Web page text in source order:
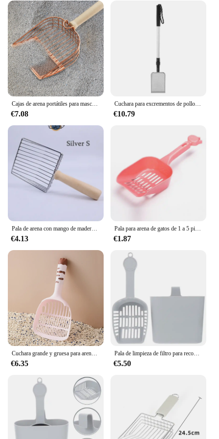
**Durable and Hygienic**
Crafted from high-quality, durable plastic, this litter
scoop is built to last. It withstands the rigors of
daily use, making it a reliable addition to your cat
care routine. The hygienic design prevents the
spread of bacteria and odors, ensuring that both you
and your feline companion can enjoy a clean and
healthy environment. The lightweight build also
makes it easy to handle, even when the litter box is
full.
**Versatile and Convenient**
housebreaking, but it is also versatile enough to be
used with various types of cat litters. Its design
accommodates sand-based litters, making it a
perfect match for the needs of your cat. The pala de
arena para gatos is not just a tool; it's a commitment
to a cleaner, healthier home for both you and your
pet. With its easy-to-clean design and compatibility
with various litter types, it's a must-have for any cat
Cajas de arena portátiles para mascotas, pala profunda antiadherente para gatitos, s
€7.08
Cuchara para excrementos de pollo, cuchara de arena de Metal de acero inoxidable ajustable, tamiz de arena para gatos con mango largo para el hogar, cuchara para excrementos de pollo
€10.79
Pala de arena con mango de madera para gatos, Herramientas de limpieza de inodoro, accesorios de limpieza para mascotas, suministros para gatos, productos para mascotas
€4.13
Pala para arena de gatos de 1 a 5 piezas, pala gruesa con fugas de plástico ecológico de alta calidad, pala para comida de perro, limpieza de mascotas
€1.87
Cuchara grande y gruesa para arena para gatos con poros finos, arena para Tofu, herramienta para pala para arena para gatos, cuchara para arena para gatos, suministros para mascotas
€6.35
Pala de limpieza de filtro para recogedor de mascotas, caja de elevador de excrementos, suministros de herramientas, Kit de recogedores para gatitos y gatos
€5.50